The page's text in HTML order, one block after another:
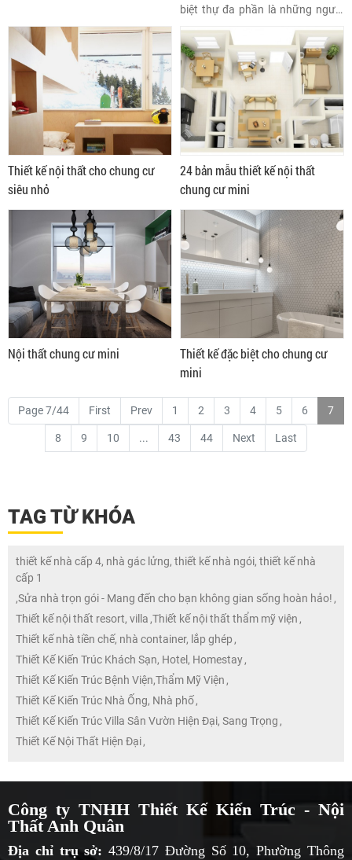
biệt thự đa phần là những người
sáng tạo. Nội thất biệt thự tân cổ
điển là sự kết hợp hoàn hảo giữa
những đường nét tinh xảo cổ điển
và sự cách tân tươi mới, tạo nên
sức hút khó cưỡng.
Thiết kế nội thất cho chung cư
siêu nhỏ
24 bản mẫu thiết kế nội thất
chung cư mini
Nội thất chung cư mini
Thiết kế đặc biệt cho chung cư
mini
Page 7/44 First Prev 1 2 3 4 5 6 7
8 9 10 ... 43 44 Next Last
TAG TỪ KHÓA
thiết kế nhà cấp 4, nhà gác lửng, thiết kế nhà ngói, thiết kế nhà
cấp 1
,Sửa nhà trọn gói - Mang đến cho bạn không gian sống hoàn hảo! ,
Thiết kế nội thất resort, villa ,Thiết kế nội thất thẩm mỹ viện ,
Thiết kế nhà tiền chế, nhà container, lắp ghép ,
Thiết Kế Kiến Trúc Khách Sạn, Hotel, Homestay,
Thiết Kế Kiến Trúc Bệnh Viện,Thẩm Mỹ Viện ,
Thiết Kế Kiến Trúc Nhà Ống, Nhà phố,
Thiết Kế Kiến Trúc Villa Sân Vườn Hiện Đại, Sang Trọng ,
Thiết Kế Nội Thất Hiện Đại,
Công ty TNHH Thiết Kế Kiến Trúc - Nội
Thất Anh Quân
Địa chỉ trụ sở: 439/8/17 Đường Số 10, Phường Thông